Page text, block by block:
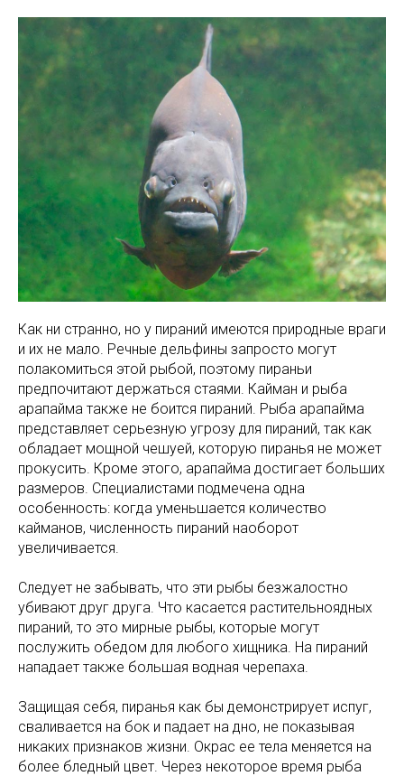
Как ни странно, но у пираний имеются природные враги
и их не мало. Речные дельфины запросто могут
полакомиться этой рыбой, поэтому пираньи
предпочитают держаться стаями. Кайман и рыба
арапайма также не боится пираний. Рыба арапайма
представляет серьезную угрозу для пираний, так как
обладает мощной чешуей, которую пиранья не может
прокусить. Кроме этого, арапайма достигает больших
размеров. Специалистами подмечена одна
особенность: когда уменьшается количество
кайманов, численность пираний наоборот
увеличивается.
Следует не забывать, что эти рыбы безжалостно
убивают друг друга. Что касается растительноядных
пираний, то это мирные рыбы, которые могут
послужить обедом для любого хищника. На пираний
нападает также большая водная черепаха.
Защищая себя, пиранья как бы демонстрирует испуг,
сваливается на бок и падает на дно, не показывая
никаких признаков жизни. Окрас ее тела меняется на
более бледный цвет. Через некоторое время рыба